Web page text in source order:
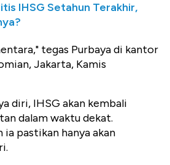
IHSG Setahun Terakhir,
tegas Purbaya di kantor
Jakarta, Kamis
diri, IHSG akan kembali
dalam waktu dekat.
ia pastikan hanya akan